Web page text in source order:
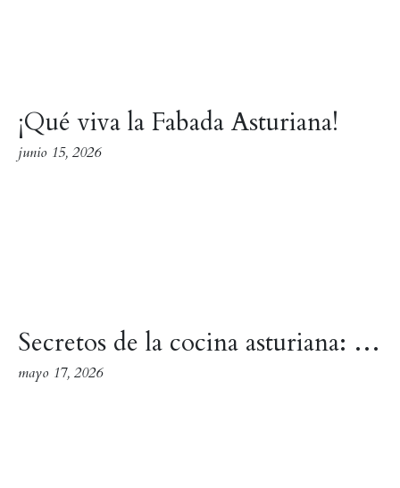
¡Qué viva la Fabada Asturiana!
junio 15, 2026
Secretos de la cocina asturiana: trucos y curiosidades de los platos de nuestro restaurante
mayo 17, 2026